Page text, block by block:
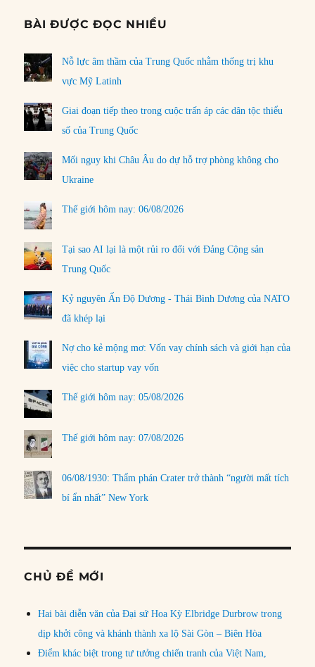
BÀI ĐƯỢC ĐỌC NHIỀU
Nỗ lực âm thầm của Trung Quốc nhằm thống trị khu
vực Mỹ Latinh
Giai đoạn tiếp theo trong cuộc trấn áp các dân tộc thiểu
số của Trung Quốc
Mối nguy khi Châu Âu do dự hỗ trợ phòng không cho
Ukraine
Thế giới hôm nay: 06/08/2026
Tại sao AI lại là một rủi ro đối với Đảng Cộng sản
Trung Quốc
Kỷ nguyên Ấn Độ Dương - Thái Bình Dương của NATO
đã khép lại
Nợ cho kẻ mộng mơ: Vốn vay chính sách và giới hạn của
việc cho startup vay vốn
Thế giới hôm nay: 05/08/2026
Thế giới hôm nay: 07/08/2026
06/08/1930: Thẩm phán Crater trở thành “người mất tích
bí ẩn nhất” New York
CHỦ ĐỀ MỚI
Hai bài diễn văn của Đại sứ Hoa Kỳ Elbridge Durbrow trong
dịp khởi công và khánh thành xa lộ Sài Gòn – Biên Hòa
Điểm khác biệt trong tư tưởng chiến tranh của Việt Nam,